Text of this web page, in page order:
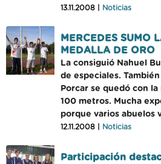
13.11.2008 | Noticias
MERCEDES SUMO
MEDALLA DE ORO
La consiguió Nahuel
de especiales.
Porcar se quedó con
100 metros. Mucha
porque varios abuelos
12.11.2008 | Noticias
Participación